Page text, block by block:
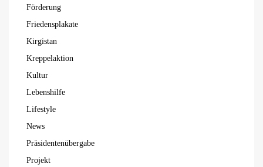
Förderung
Friedensplakate
Kirgistan
Kreppelaktion
Kultur
Lebenshilfe
Lifestyle
News
Präsidentenübergabe
Projekt